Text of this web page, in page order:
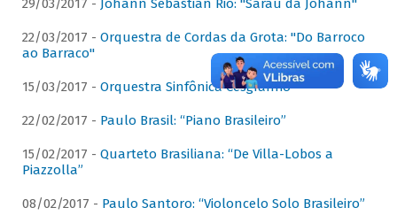
29/03/2017 - Johann Sebastian Rio: "Sarau da Johann"
22/03/2017 - Orquestra de Cordas da Grota: "Do Barroco
ao Barraco"
15/03/2017 - Orquestra Sinfônica Cesgranrio
22/02/2017 - Paulo Brasil: “Piano Brasileiro”
15/02/2017 - Quarteto Brasiliana: “De Villa-Lobos a
Piazzolla”
08/02/2017 - Paulo Santoro: “Violoncelo Solo Brasileiro”